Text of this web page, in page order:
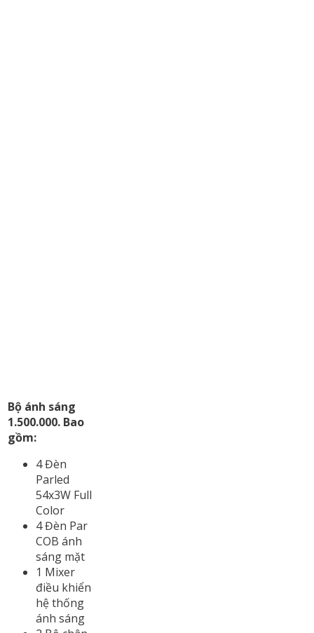
Bộ ánh sáng
1.500.000. Bao
gồm:
4 Đèn
Parled
54x3W Full
Color
4 Đèn Par
COB ánh
sáng mặt
1 Mixer
điều khiển
hệ thống
ánh sáng